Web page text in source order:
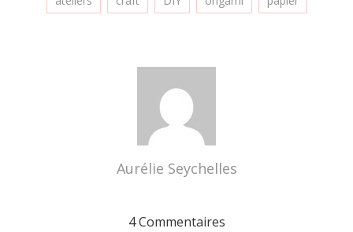
Aurélie Seychelles
4 Commentaires